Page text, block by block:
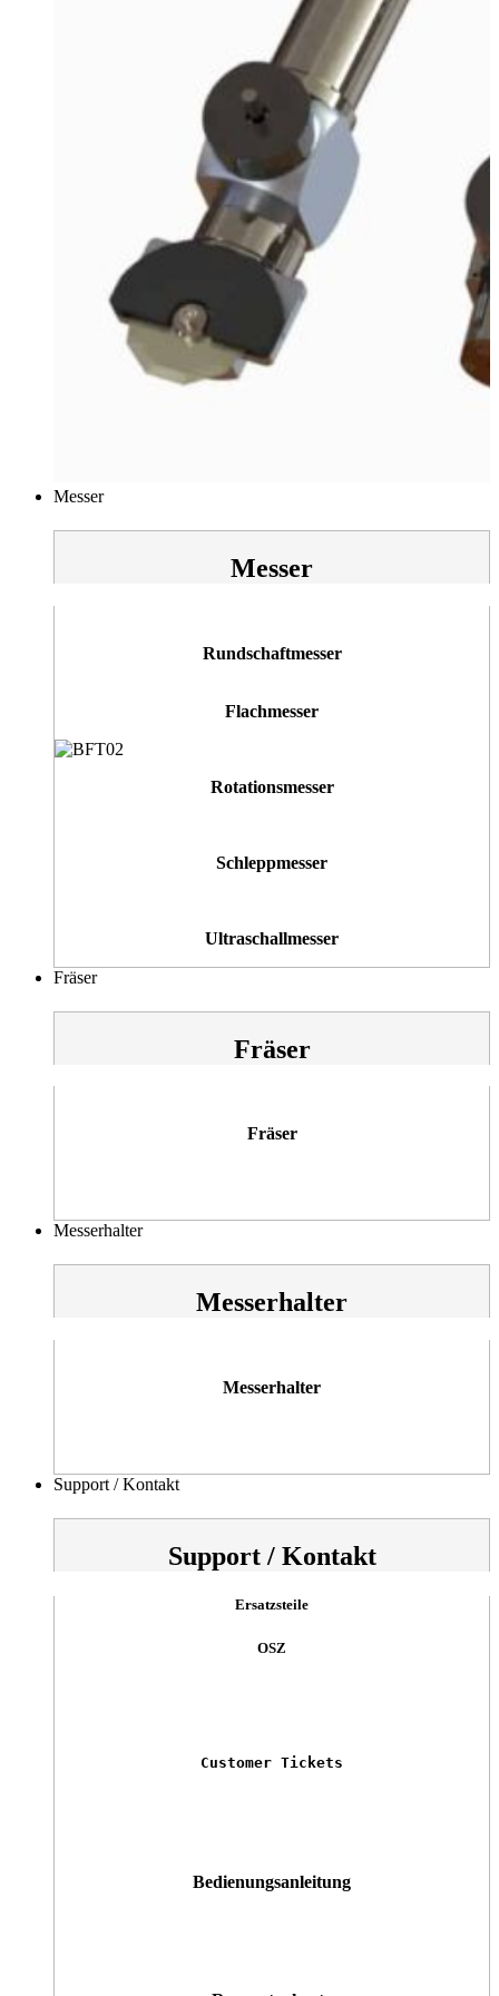
Messer
Messer
Rundschaftmesser
Flachmesser
Rotationsmesser
Schleppmesser
Ultraschallmesser
Fräser
Fräser
Fräser
Messerhalter
Messerhalter
Messerhalter
Support / Kontakt
Support / Kontakt
Ersatzsteile
OSZ
Customer Tickets
Bedienungsanleitung